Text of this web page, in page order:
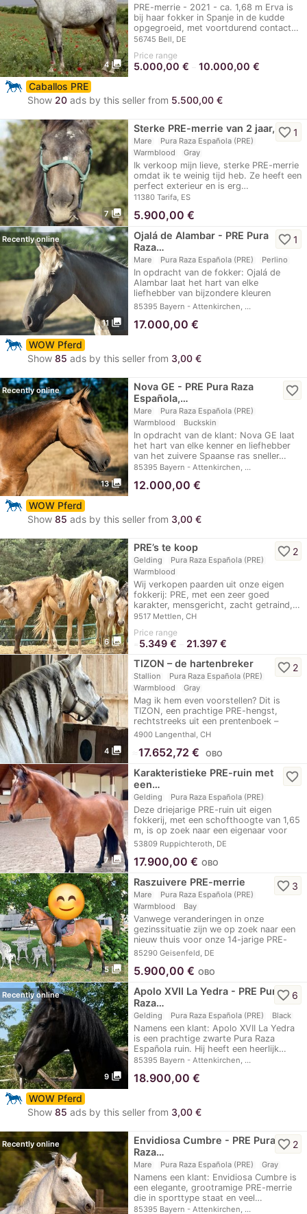
4 photo_library
PRE-merrie - 2021 - ca. 1,68 m Erva is
bij haar fokker in Spanje in de kudde
opgegroeid, met voortdurend contact…
56745 Bell, DE
Price range
5.000,00 € 10.000,00 €
Caballos PRE
Show 20 ads by this seller from 5.500,00 €
7 photo_library
Sterke PRE-merrie van 2 jaar,…
Mare
Pura Raza Española (PRE)
Warmblood
Gray
Ik verkoop mijn lieve, sterke PRE-merrie
omdat ik te weinig tijd heb. Ze heeft een
perfect exterieur en is erg…
11380 Tarifa, ES
favorite_border1
5.900,00 €
11 photo_library
Recently online
Ojalá de Alambar - PRE Pura
Raza…
Mare Pura Raza Española (PRE) Perlino
In opdracht van de fokker: Ojalá de
Alambar laat het hart van elke
liefhebber van bijzondere kleuren
sneller…
85395 Bayern - Attenkirchen, …
favorite_border1
17.000,00 €
WOW Pferd
Show 85 ads by this seller from 3,00 €
13 photo_library
Recently online
Nova GE - PRE Pura Raza
Española,…
Mare
Pura Raza Española (PRE)
Warmblood
Buckskin
In opdracht van de klant: Nova GE laat
het hart van elke kenner en liefhebber
van het zuivere Spaanse ras sneller…
85395 Bayern - Attenkirchen, …
favorite_border
12.000,00 €
WOW Pferd
Show 85 ads by this seller from 3,00 €
6 photo_library
PRE’s te koop
Gelding
Pura Raza Española (PRE)
Warmblood
Wij verkopen paarden uit onze eigen
fokkerij: PRE, met een zeer goed
karakter, mensgericht, zacht getraind,…
9517 Mettlen, CH
favorite_border 2
Price range
≈ 5.349 € 21.397 €
4 photo_library
TIZON – de hartenbreker
Stallion
Pura Raza Española (PRE)
Warmblood
Gray
Mag ik hem even voorstellen? Dit is
TIZON, een prachtige PRE-hengst,
rechtstreeks uit een prentenboek –
een…
4900 Langenthal, CH
favorite_border 2
17.652,72 € OBO
7 photo_library
Karakteristieke PRE-ruin met
een…
Gelding Pura Raza Española (PRE)
Deze driejarige PRE-ruin uit eigen
fokkerij, met een schofthoogte van 1,65
m, is op zoek naar een eigenaar voor
een…
53809 Ruppichteroth, DE
favorite_border
17.900,00 € OBO
5 photo_library
Raszuivere PRE-merrie
Mare
Pura Raza Española (PRE)
Warmblood
Bay
Vanwege veranderingen in onze
gezinssituatie zijn we op zoek naar een
nieuw thuis voor onze 14-jarige PRE-
merrie…
85290 Geisenfeld, DE
favorite_border 3
5.900,00 € OBO
9 photo_library
Recently online
Apolo XVII La Yedra - PRE Pura
Raza…
Gelding Pura Raza Española (PRE) Black
Namens een klant: Apolo XVII La Yedra
is een prachtige zwarte Pura Raza
Española ruin. Hij heeft een heerlijk…
85395 Bayern - Attenkirchen, …
favorite_border 6
18.900,00 €
WOW Pferd
Show 85 ads by this seller from 3,00 €
Recently online
Envidiosa Cumbre - PRE Pura
Raza…
Mare Pura Raza Española (PRE) Gray
Namens een klant: Envidiosa Cumbre is
een elegante, grootramige PRE-merrie
die in sporttype staat en veel…
85395 Bayern - Attenkirchen, …
favorite_border 2